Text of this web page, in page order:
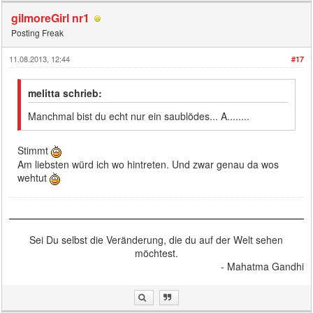
gilmoreGirl nr1
Posting Freak
#17
11.08.2013, 12:44
melitta schrieb:
Manchmal bist du echt nur ein saublödes... A........
Stimmt
Am liebsten würd ich wo hintreten. Und zwar genau da wos
wehtut
Sei Du selbst die Veränderung, die du auf der Welt sehen
möchtest.
- Mahatma Gandhi